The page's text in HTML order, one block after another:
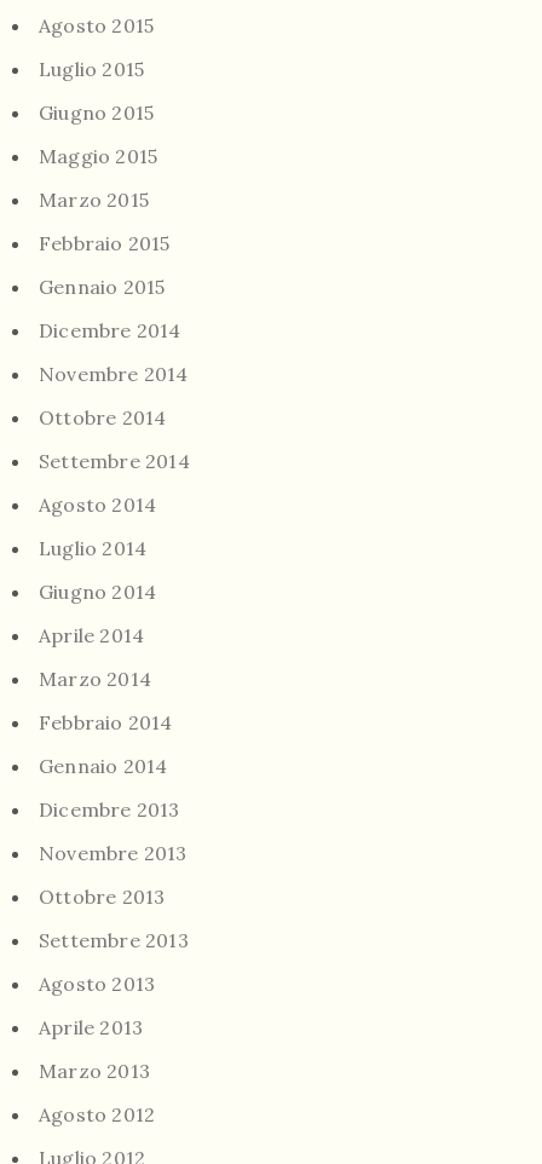
Agosto 2015
Luglio 2015
Giugno 2015
Maggio 2015
Marzo 2015
Febbraio 2015
Gennaio 2015
Dicembre 2014
Novembre 2014
Ottobre 2014
Settembre 2014
Agosto 2014
Luglio 2014
Giugno 2014
Aprile 2014
Marzo 2014
Febbraio 2014
Gennaio 2014
Dicembre 2013
Novembre 2013
Ottobre 2013
Settembre 2013
Agosto 2013
Aprile 2013
Marzo 2013
Agosto 2012
Luglio 2012